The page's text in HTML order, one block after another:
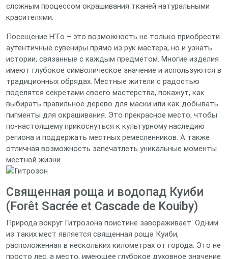
сложным процессом окрашивания тканей натуральными
красителями.
Посещение Н’Го – это возможность не только приобрести
аутентичные сувениры прямо из рук мастера, но и узнать
истории, связанные с каждым предметом. Многие изделия
имеют глубокое символическое значение и используются в
традиционных обрядах. Местные жители с радостью
поделятся секретами своего мастерства, покажут, как
выбирать правильное дерево для маски или как добывать
пигменты для окрашивания. Это прекрасное место, чтобы
по-настоящему прикоснуться к культурному наследию
региона и поддержать местных ремесленников. А также
отличная возможность запечатлеть уникальные моменты
местной жизни.
Священная роща и водопад Куиби
(Forêt Sacrée et Cascade de Kouiby)
Природа вокруг Гитрозона поистине завораживает. Одним
из таких мест является священная роща Куиби,
расположенная в нескольких километрах от города. Это не
просто лес, а место, имеющее глубокое духовное значение